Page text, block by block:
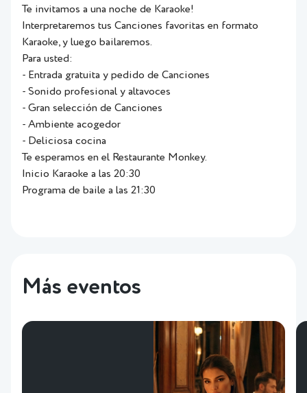
Te invitamos a una noche de Karaoke!
Interpretaremos tus Canciones favoritas en formato
Karaoke, y luego bailaremos.
Para usted:
- Entrada gratuita y pedido de Canciones
- Sonido profesional y altavoces
- Gran selección de Canciones
- Ambiente acogedor
- Deliciosa cocina
Te esperamos en el Restaurante Monkey.
Inicio Karaoke a las 20:30
Programa de baile a las 21:30
Más eventos